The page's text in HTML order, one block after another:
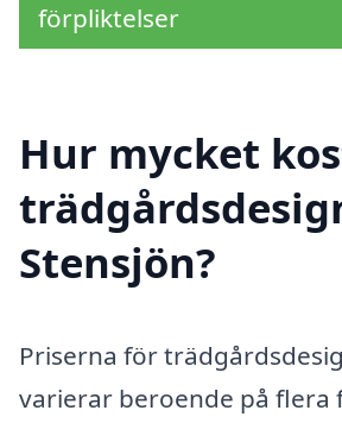
förpliktelser
Hur mycket
Stensjön?
Priserna för
varierar beroende på flera